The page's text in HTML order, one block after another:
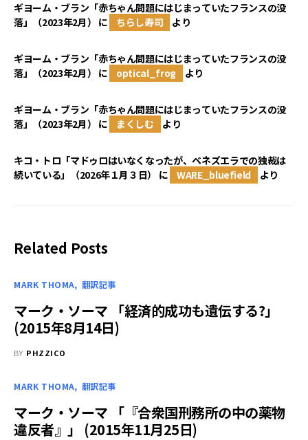
ギヨーム・ブラン「赤ちゃん問題にはじまっていたフランスの没
落」（2023年2月） に ちらし寿司 より
ギヨーム・ブラン「赤ちゃん問題にはじまっていたフランスの没
落」（2023年2月） に optical_frog より
ギヨーム・ブラン「赤ちゃん問題にはじまっていたフランスの没
落」（2023年2月） に まくしむ より
キコ・トロ「マドゥロはいなくなったが、ベネズエラでの独裁は
続いている」（2026年１月３日）
に WARE_bluefield より
Related Posts
MARK THOMA 翻訳記事
マーク・ソーマ 「経済的成功も遺伝する?」
(2015年8月14日)
BY PHZZICO
MARK THOMA 翻訳記事
マーク・ソーマ 「『合衆国刑務所の中の薬物
違反者』」 (2015年11月25日)